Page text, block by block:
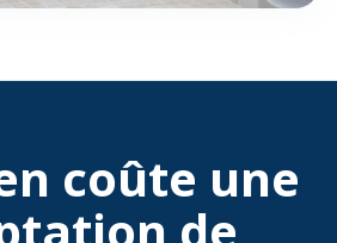
coûte une